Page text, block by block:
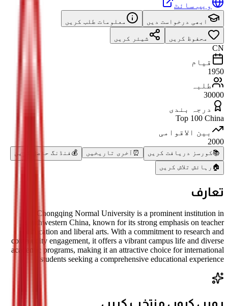
ویب سائٹ
ابھی درخواست دیں معلومات طلب کریں
محفوظ کریں شیئر کریں
CN
قیام
1950
طلبہ
30000
درجہ بندی
Top 100 China
بین الاقوامی
2000
📚کورسز دریافت کریں ⏰ آخری تاریخیں 💰 فنڈنگ حاصل کریں
🏠 رہائش تلاش کریں
تعارف
Chongqing Normal University is a prominent institution in
southwestern China, known for its strong emphasis on teacher
education and liberal arts. With a commitment to research and
community engagement, it offers a vibrant campus life and diverse
academic programs, making it an attractive choice for international
students seeking a comprehensive educational experience.
ہمیں کیوں منتخب کریں